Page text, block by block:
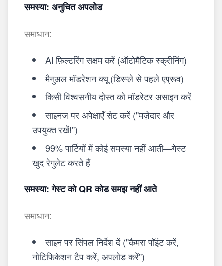
समस्या: अनुचित अपलोड
समाधान:
AI फ़िल्टरिंग सक्षम करें (ऑटोमैटिक स्क्रीनिंग)
मैनुअल मॉडरेशन क्यू (डिस्प्ले से पहले एप्रूव)
किसी विश्वसनीय दोस्त को मॉडरेटर असाइन करें
साइनज पर अपेक्षाएँ सेट करें ("मज़ेदार और
उपयुक्त रखें!")
99% पार्टियों में कोई समस्या नहीं आती—गेस्ट
खुद रेगुलेट करते हैं
समस्या: गेस्ट को QR कोड समझ नहीं आते
समाधान:
साइन पर सिंपल निर्देश दें ("कैमरा पॉइंट करें,
नोटिफिकेशन टैप करें, अपलोड करें")